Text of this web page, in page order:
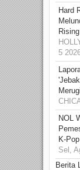
Hard
5
NOL
K-
Sel,
Berita